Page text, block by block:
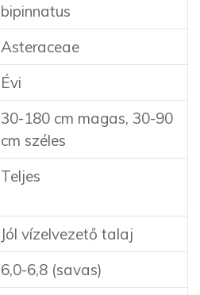
bipinnatus
Asteraceae
Évi
30-180 cm magas, 30-90
cm széles
Teljes
Jól vízelvezető talaj
6,0-6,8 (savas)